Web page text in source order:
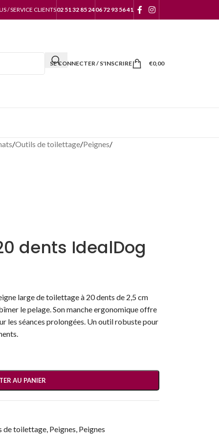
/ SERVICE CLIENTS02 51 32 85 2406 72 93 56 41
SE CONNECTER / S'INSCRIRE €0,00
/Outils de toilettage/Peignes/
dents IdealDog
large de toilettage à 20 dents de 2,5 cm
le pelage. Son manche ergonomique offre
les séances prolongées. Un outil robuste pour
AU PANIER
de toilettage, Peignes, Peignes